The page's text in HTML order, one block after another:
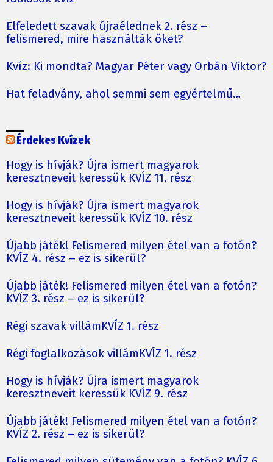
Elfeledett szavak újraélednek 2. rész –
felismered, mire használták őket?
Kvíz: Ki mondta? Magyar Péter vagy Orbán Viktor?
Hat feladvány, ahol semmi sem egyértelmű…
Érdekes Kvízek
Hogy is hívják? Újra ismert magyarok
keresztneveit keressük KVÍZ 11. rész
Hogy is hívják? Újra ismert magyarok
keresztneveit keressük KVÍZ 10. rész
Újabb játék! Felismered milyen étel van a fotón?
KVÍZ 4. rész – ez is sikerül?
Újabb játék! Felismered milyen étel van a fotón?
KVÍZ 3. rész – ez is sikerül?
Régi szavak villámKVÍZ 1. rész
Régi foglalkozások villámKVÍZ 1. rész
Hogy is hívják? Újra ismert magyarok
keresztneveit keressük KVÍZ 9. rész
Újabb játék! Felismered milyen étel van a fotón?
KVÍZ 2. rész – ez is sikerül?